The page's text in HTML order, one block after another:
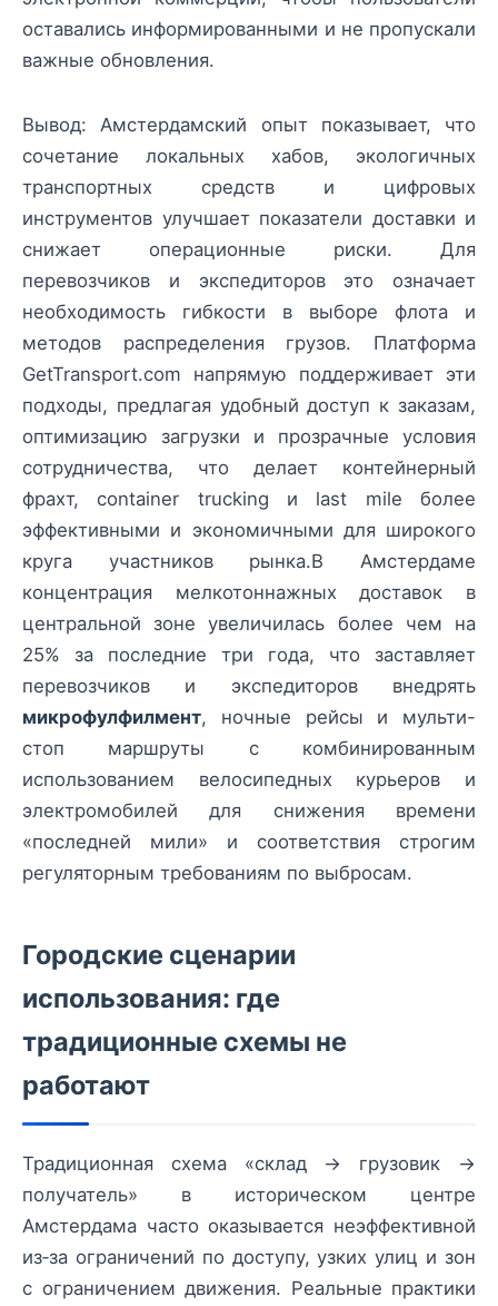
оставались информированными и не пропускали
важные обновления.
Вывод: Амстердамский опыт показывает, что
сочетание локальных хабов, экологичных
транспортных средств и цифровых
инструментов улучшает показатели доставки и
снижает операционные риски. Для
перевозчиков и экспедиторов это означает
необходимость гибкости в выборе флота и
методов распределения грузов. Платформа
GetTransport.com напрямую поддерживает эти
подходы, предлагая удобный доступ к заказам,
оптимизацию загрузки и прозрачные условия
сотрудничества, что делает контейнерный
фрахт, container trucking и last mile более
эффективными и экономичными для широкого
круга участников рынка.В Амстердаме
концентрация мелкотоннажных доставок в
центральной зоне увеличилась более чем на
25% за последние три года, что заставляет
перевозчиков и экспедиторов внедрять
микрофулфилмент, ночные рейсы и мульти-
стоп маршруты с комбинированным
использованием велосипедных курьеров и
электромобилей для снижения времени
«последней мили» и соответствия строгим
регуляторным требованиям по выбросам.
Городские сценарии
использования: где
традиционные схемы не
работают
Традиционная схема «склад → грузовик →
получатель» в историческом центре
Амстердама часто оказывается неэффективной
из‑за ограничений по доступу, узких улиц и зон
с ограничением движения. Реальные практики